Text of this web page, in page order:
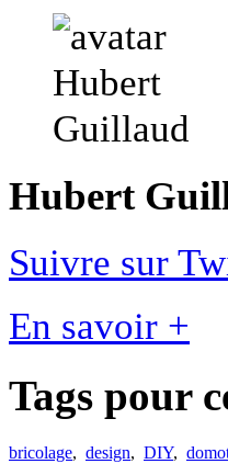
Hubert
Suivre sur
En savoir +
Tags pour
bricolage, design, DIY,